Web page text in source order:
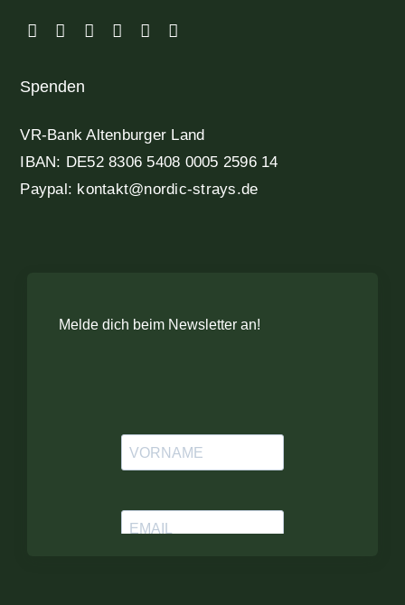
Spenden
VR-Bank Altenburger Land
IBAN: DE52 8306 5408 0005 2596 14
Paypal: kontakt@nordic-strays.de
Melde dich beim Newsletter an!